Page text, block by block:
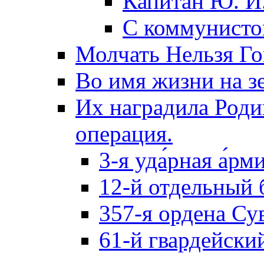
С
Молчать Нельзя
Во имя жизни на
Их наградила
операция.
3-я уда́рная
12-й отдельный
357-я ордена
61-й